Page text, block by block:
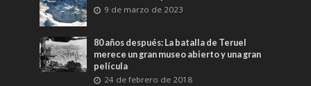
9 de marzo de 2023
80 años después: La batalla de Teruel
merece un gran museo abierto y una gran
película
24 de febrero de 2018